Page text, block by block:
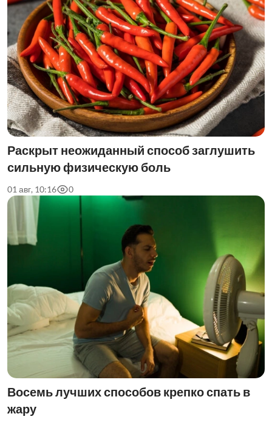
Раскрыт неожиданный способ заглушить
сильную физическую боль
01 авг, 10:16 0
Восемь лучших способов крепко спать в
жару